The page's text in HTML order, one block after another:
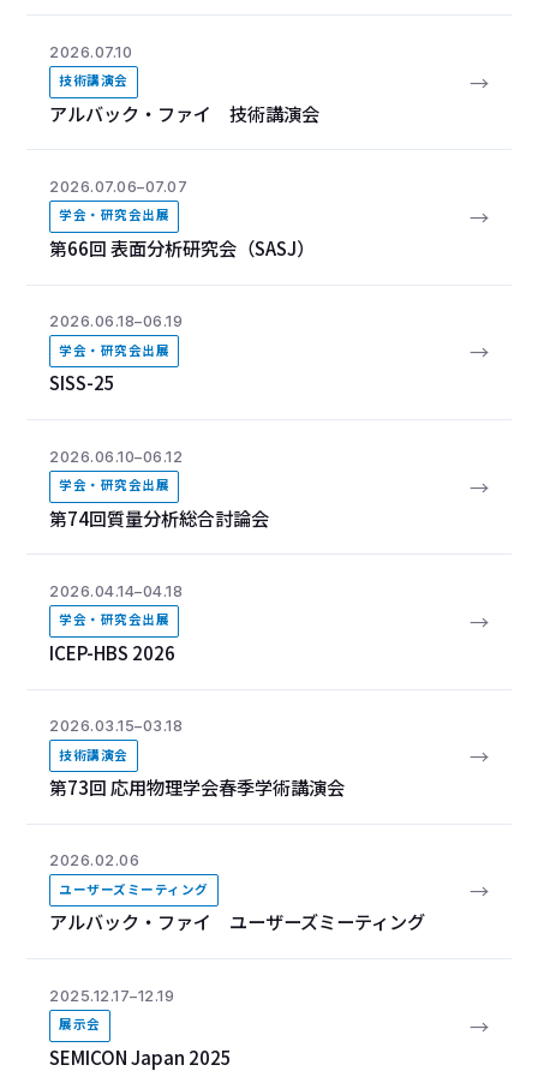
2026.07.10
技術講演会
アルバック・ファイ 技術講演会
→
2026.07.06–07.07
学会・研究会出展
第66回 表面分析研究会（SASJ）
→
2026.06.18–06.19
学会・研究会出展
SISS-25
→
2026.06.10–06.12
学会・研究会出展
第74回質量分析総合討論会
→
2026.04.14–04.18
学会・研究会出展
ICEP-HBS 2026
→
2026.03.15–03.18
技術講演会
第73回 応用物理学会春季学術講演会
→
2026.02.06
ユーザーズミーティング
アルバック・ファイ ユーザーズミーティング
→
2025.12.17–12.19
展示会
SEMICON Japan 2025
→